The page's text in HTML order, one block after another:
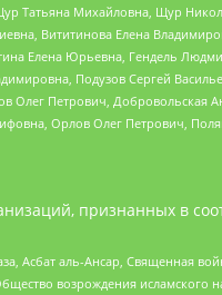
Татьяна Михайловна, Щур
Вититинова Елена
Елена Юрьевна, Гендель
Подузов Сергей
Петрович, Добровольская
Орлов Олег Петрович,
признанных в
аль-Ансар, Священная
возрождения